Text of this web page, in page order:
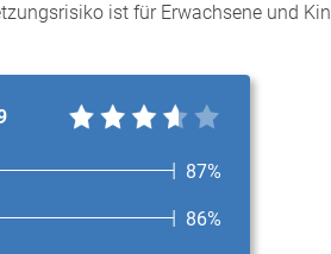
ist für Erwachsene und Kin
87%
86%